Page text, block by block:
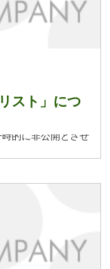
スト」につ
的に非公開とさせ